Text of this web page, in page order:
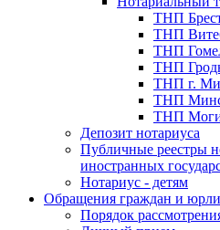
ТНП
ТНП
ТНП
ТНП
ТНП г.
ТНП
ТНП
Депозит нотариуса
Публичные реестры
иностранных
Нотариус - детям
Обращения граждан и
Порядок